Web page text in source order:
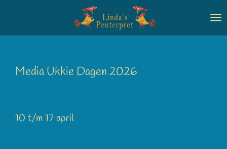
naar
Media Ukkie Dagen 2026
10 t/m 17 april